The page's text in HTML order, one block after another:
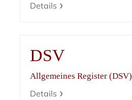
Details
DSV
Allgemeines Register (DSV)
Details